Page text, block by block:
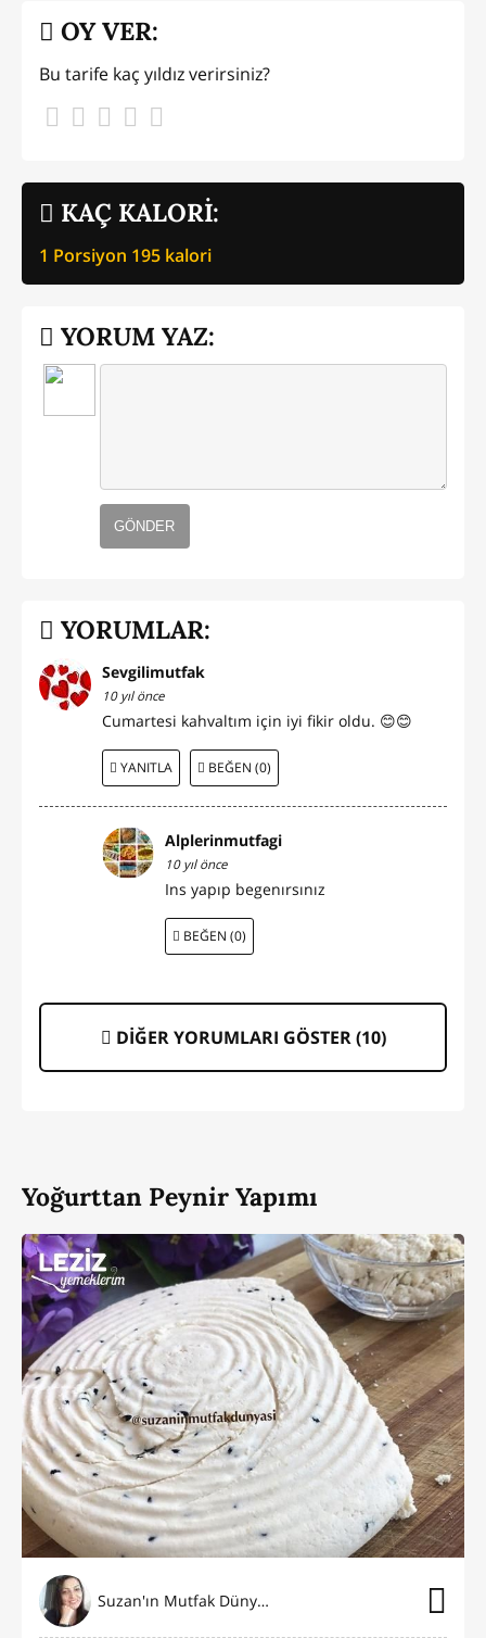
KAÇ KALORİ:
1 Porsiyon 195 kalori
OY VER:
Bu tarife kaç yıldız verirsiniz?
YORUM YAZ:
GÖNDER
YORUMLAR:
Sevgilimutfak
10 yıl önce
Cumartesi kahvaltım için iyi fikir oldu. 😊😊
YANITLA BEĞEN (0)
Alplerinmutfagi
10 yıl önce
Ins yapıp begenırsınız
BEĞEN (0)
DİĞER YORUMLARI GÖSTER (10)
Yoğurttan Peynir Yapımı
Suzan'ın Mutfak Dünyası